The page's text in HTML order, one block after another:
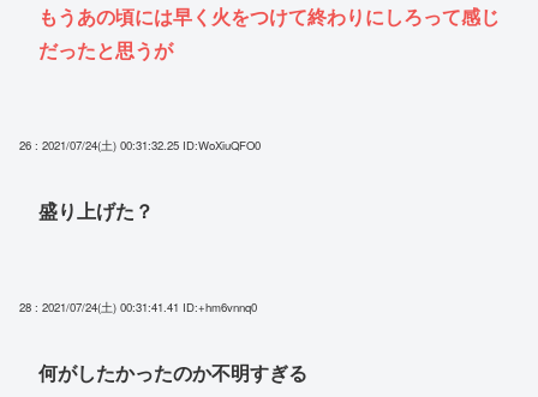
もうあの頃には早く火をつけて終わりにしろって感じ
だったと思うが
26 : 2021/07/24(土) 00:31:32.25 ID:WoXiuQFO0
盛り上げた？
28 : 2021/07/24(土) 00:31:41.41 ID:+hm6vnnq0
何がしたかったのか不明すぎる